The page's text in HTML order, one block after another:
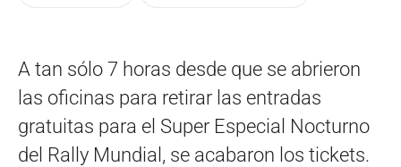
A tan sólo 7 horas desde que se abrieron
las oficinas para retirar las entradas
gratuitas para el Super Especial Nocturno
del Rally Mundial, se acabaron los tickets.